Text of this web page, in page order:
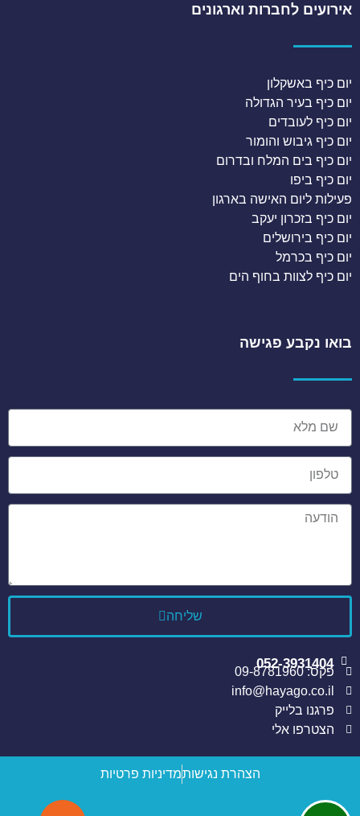
אירועים לחברות וארגונים
יום כיף באשקלון
יום כיף בעיר הגדולה
יום כיף לעובדים
יום כיף גיבוש והומור
יום כיף בים המלח ובדרום
יום כיף ביפו
פעילות ליום האישה בארגון
יום כיף בזכרון יעקב
יום כיף בירושלים
יום כיף בכרמל
יום כיף לצוות בחוף הים
בואו נקבע פגישה
שליחה
052-3931404
פקס: 09-8781960
info@hayago.co.il
פרגנו בלייק
הצטרפו אלי
הצהרת נגישותמדיניות פרטיות